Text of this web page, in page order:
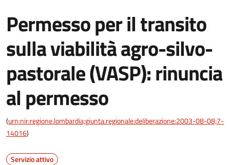
Permesso per il transito
sulla viabilità agro-silvo-
pastorale (VASP): rinuncia
al permesso
(urn:nir:regione.lombardia;giunta.regionale:deliberazione:2003-08-08;7-
14016)
Servizio attivo